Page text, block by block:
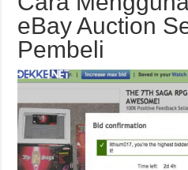
eBay Auction
Pembeli